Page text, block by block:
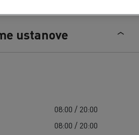
ustanove
08:00 / 20:00
08:00 / 20:00